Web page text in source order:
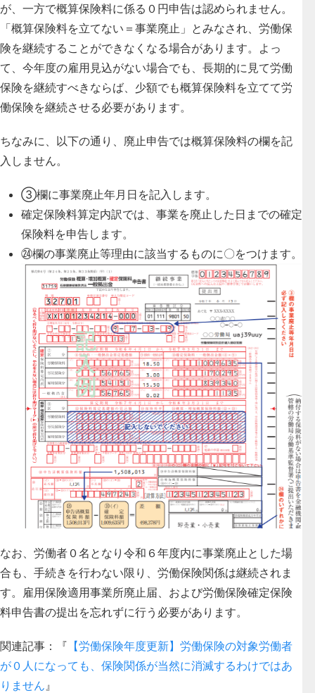
が、 一方で概算保険料に係る０円申告は認められません。
「概算保険料を立てない＝事業廃止」とみなされ、労働保
険を継続することができなくなる場合があります。よっ
て、今年度の雇用見込がない場合でも、長期的に見て労働
保険を継続すべきならば、少額でも概算保険料を立てて労
働保険を継続させる必要があります。
ちなみに、以下の通り、廃止申告では概算保険料の欄を記
入しません。
③欄に事業廃止年月日を記入します。
確定保険料算定内訳では、事業を廃止した日までの確定
保険料を申告します。
㉔欄の事業廃止等理由に該当するものに〇をつけます。
なお、労働者０名となり令和６年度内に事業廃止とした場
合も、手続きを行わない限り、労働保険関係は継続されま
す。雇用保険適用事業所廃止届、および労働保険確定保険
料申告書の提出を忘れずに行う必要があります。
関連記事：『 【労働保険年度更新】労働保険の対象労働者
が０人になっても、保険関係が当然に消滅するわけではあ
りません 』